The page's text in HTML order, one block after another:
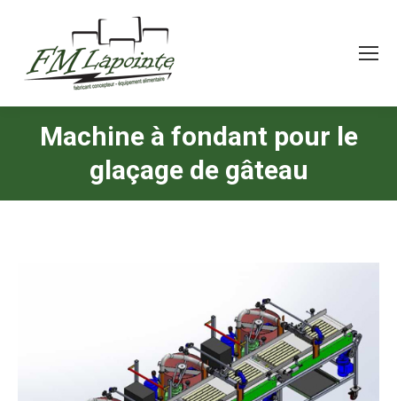
Machine à fondant pour le
glaçage de gâteau